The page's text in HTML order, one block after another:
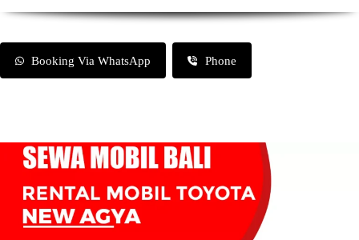
Booking Via WhatsApp Phone